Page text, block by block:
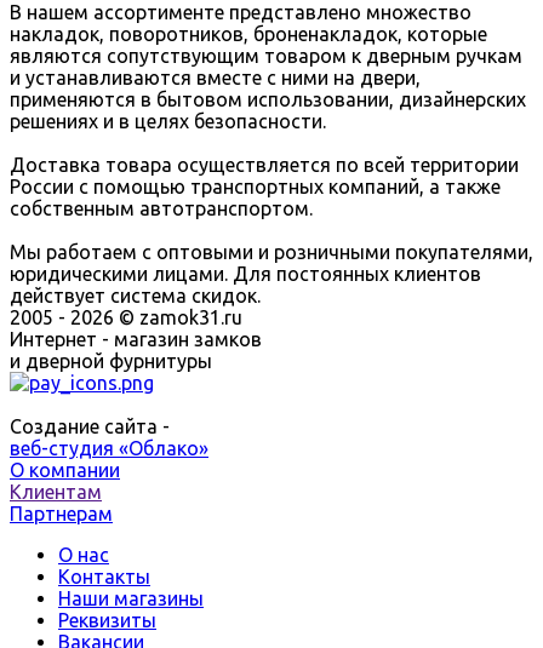
В нашем ассортименте представлено множество
накладок, поворотников, броненакладок, которые
являются сопутствующим товаром к дверным ручкам
и устанавливаются вместе с ними на двери,
применяются в бытовом использовании, дизайнерских
решениях и в целях безопасности.
Доставка товара осуществляется по всей территории
России с помощью транспортных компаний, а также
собственным автотранспортом.
Мы работаем с оптовыми и розничными покупателями,
юридическими лицами. Для постоянных клиентов
действует система скидок.
2005 - 2026 © zamok31.ru
Интернет - магазин замков
и дверной фурнитуры
Создание сайта -
веб-студия «Облако»
О компании
Клиентам
Партнерам
О нас
Контакты
Наши магазины
Реквизиты
Вакансии